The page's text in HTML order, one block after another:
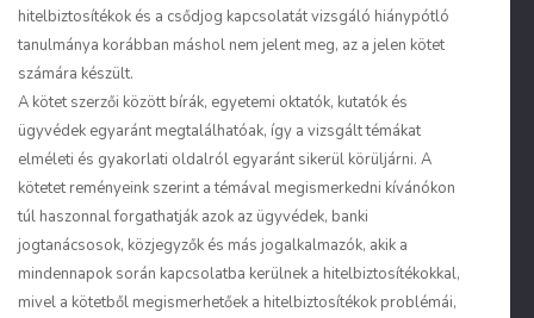
hitelbiztosítékok és a csődjog kapcsolatát vizsgáló hiánypótló
tanulmánya korábban máshol nem jelent meg, az a jelen kötet
számára készült.
A kötet szerzői között bírák, egyetemi oktatók, kutatók és
ügyvédek egyaránt megtalálhatóak, így a vizsgált témákat
elméleti és gyakorlati oldalról egyaránt sikerül körüljárni. A
kötetet reményeink szerint a témával megismerkedni kívánókon
túl haszonnal forgathatják azok az ügyvédek, banki
jogtanácsosok, közjegyzők és más jogalkalmazók, akik a
mindennapok során kapcsolatba kerülnek a hitelbiztosítékokkal,
mivel a kötetből megismerhetőek a hitelbiztosítékok problémái,